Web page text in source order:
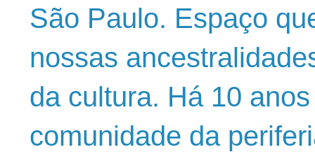
São Paulo. Espaço
nossas
da cultura. Há 10
comunidade da